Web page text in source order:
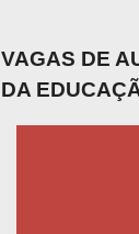
VAGAS DE
DA